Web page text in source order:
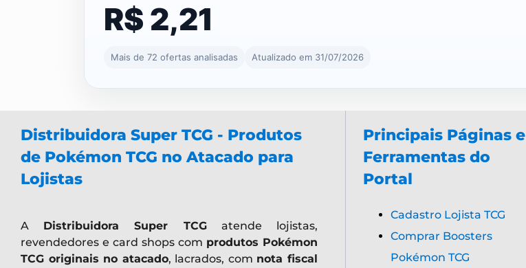
R$ 2,21
Mais de 72 ofertas analisadas Atualizado em 31/07/2026
Distribuidora Super TCG - Produtos
de Pokémon TCG no Atacado para
Lojistas
A Distribuidora Super TCGatende lojistas,
revendedores e card shops com produtos Pokémon
TCG originais no atacado, lacrados, com nota fiscal
Principais Páginas e
Ferramentas do
Portal
Cadastro Lojista TCG
Comprar Boosters
Pokémon TCG